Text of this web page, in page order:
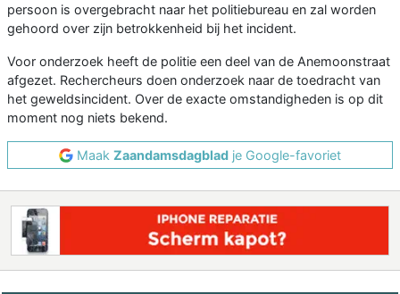
persoon is overgebracht naar het politiebureau en zal worden
gehoord over zijn betrokkenheid bij het incident.
Voor onderzoek heeft de politie een deel van de Anemoonstraat
afgezet. Rechercheurs doen onderzoek naar de toedracht van
het geweldsincident. Over de exacte omstandigheden is op dit
moment nog niets bekend.
Maak Zaandamsdagblad je Google-favoriet